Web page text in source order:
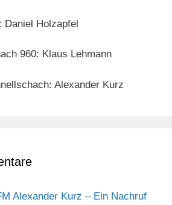
Daniel Holzapfel
960: Klaus Lehmann
Alexander Kurz
Alexander Kurz – Ein Nachruf